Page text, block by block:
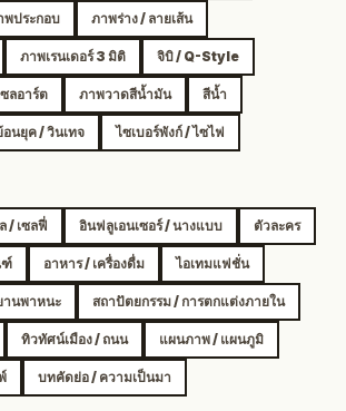
พประกอบ ภาพร่าง / ลายเส้น
ภาพเรนเดอร์ 3 มิติ จิบิ / Q-Style
ลอาร์ต ภาพวาดสีน้ำมัน สีน้ำ
อนยุค / วินเทจ ไซเบอร์พังก์ / ไซไฟ
/ เซลฟี่ อินฟลูเอนเซอร์ / นางแบบ ตัวละคร
ฑ์ อาหาร / เครื่องดื่ม ไอเทมแฟชั่น
านพาหนะ สถาปัตยกรรม / การตกแต่งภายใน
ทิวทัศน์เมือง / ถนน แผนภาพ / แผนภูมิ
บทคัดย่อ / ความเป็นมา